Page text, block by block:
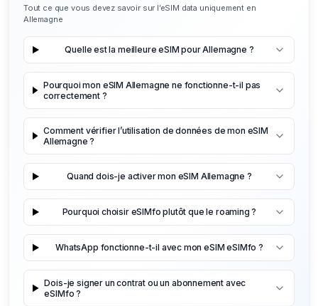
Tout ce que vous devez savoir sur l’eSIM data uniquement en
Allemagne
Quelle est la meilleure eSIM pour Allemagne ?
Pourquoi mon eSIM Allemagne ne fonctionne-t-il pas
correctement ?
Comment vérifier l’utilisation de données de mon eSIM
Allemagne ?
Quand dois-je activer mon eSIM Allemagne ?
Pourquoi choisir eSIMfo plutôt que le roaming ?
WhatsApp fonctionne-t-il avec mon eSIM eSIMfo ?
Dois-je signer un contrat ou un abonnement avec
eSIMfo ?